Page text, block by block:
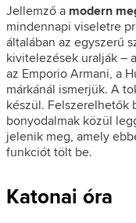
Jellemző a modern
mindennapi viseletre
általában az egyszerű
kivitelezések uralják –
az Emporio Armani, a
márkánál ismerjük. A
készül. Felszerelhetők
bonyodalmak közül
jelenik meg, amely
funkciót tölt be.
Katonai óra